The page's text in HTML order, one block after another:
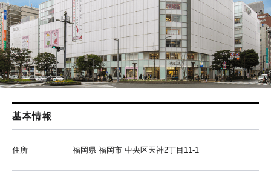
基本情報
住所 福岡県 福岡市 中央区天神2丁目11-1